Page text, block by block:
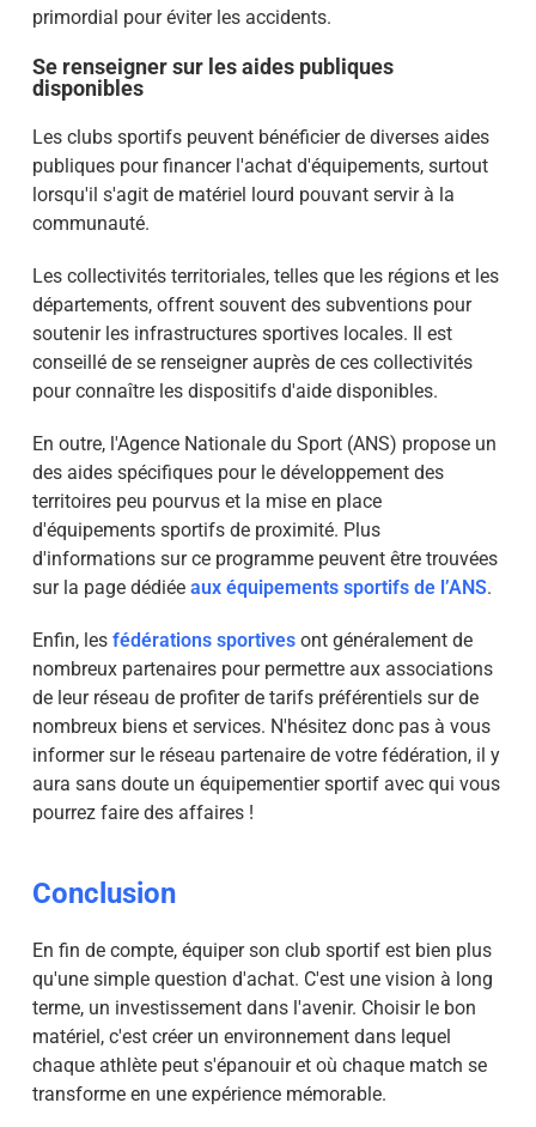
primordial pour éviter les accidents.
Se renseigner sur les aides publiques
disponibles
Les clubs sportifs peuvent bénéficier de diverses aides
publiques pour financer l'achat d'équipements, surtout
lorsqu'il s'agit de matériel lourd pouvant servir à la
communauté.
Les collectivités territoriales, telles que les régions et les
départements, offrent souvent des subventions pour
soutenir les infrastructures sportives locales. Il est
conseillé de se renseigner auprès de ces collectivités
pour connaître les dispositifs d'aide disponibles.
En outre, l'Agence Nationale du Sport (ANS) propose un
des aides spécifiques pour le développement des
territoires peu pourvus et la mise en place
d'équipements sportifs de proximité. Plus
d'informations sur ce programme peuvent être trouvées
sur la page dédiée aux équipements sportifs de l’ANS.
Enfin, les fédérations sportivesont généralement de
nombreux partenaires pour permettre aux associations
de leur réseau de profiter de tarifs préférentiels sur de
nombreux biens et services. N'hésitez donc pas à vous
informer sur le réseau partenaire de votre fédération, il y
aura sans doute un équipementier sportif avec qui vous
pourrez faire des affaires !
Conclusion
En fin de compte, équiper son club sportif est bien plus
qu'une simple question d'achat. C'est une vision à long
terme, un investissement dans l'avenir. Choisir le bon
matériel, c'est créer un environnement dans lequel
chaque athlète peut s'épanouir et où chaque match se
transforme en une expérience mémorable.